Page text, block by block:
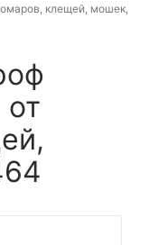
клещей, мошек,